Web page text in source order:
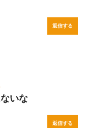
返信する
いな
返信する